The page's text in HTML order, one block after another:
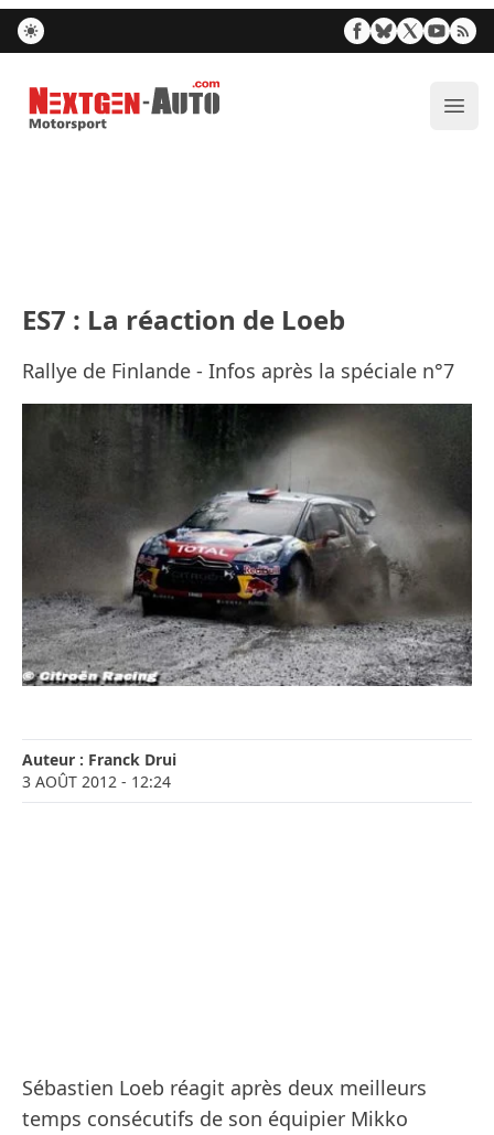
Nextgen-Auto.com
ES7 : La réaction de Loeb
Rallye de Finlande - Infos après la spéciale n°7
Auteur : Franck Drui
3 AOÛT 2012 - 12:24
Sébastien Loeb réagit après deux meilleurs
temps consécutifs de son équipier Mikko